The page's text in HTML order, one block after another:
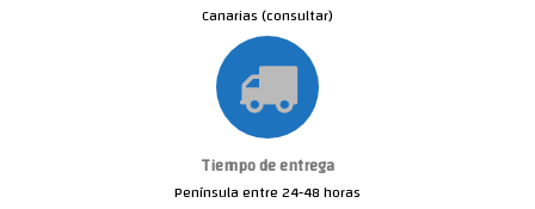
Canarias (consultar)
Tiempo de entrega
Península entre 24-48 horas